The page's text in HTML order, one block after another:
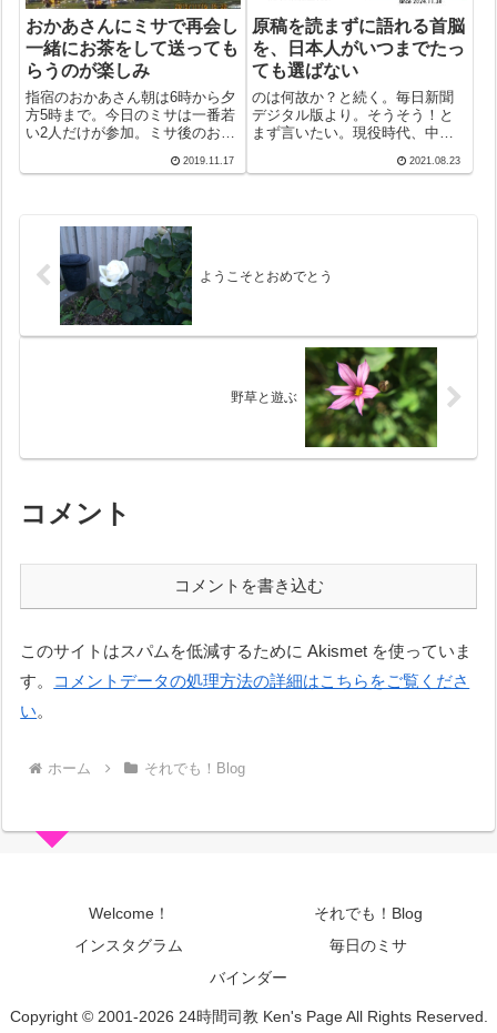
おかあさんにミサで再会し
一緒にお茶をして送っても
らうのが楽しみ
指宿のおかあさん朝は6時から夕
方5時まで。今日のミサは一番若
い2人だけが参加。ミサ後のお茶
み。疲れた」とのこと。何時か
一同、「そ...
2019.11.17
原稿を読まずに語れる首脳
を、日本人がいつまでたっ
ても選ばない
のは何故か？と続く。毎日新聞
デジタル版より。そうそう！と
まず言いたい。現役時代、中学
かかった。当然祝詞を述べるの
2021.08.23
ようこそとおめでとう
野草と遊ぶ
コメント
コメントを書き込む
このサイトはスパムを低減するために Akismet を使っていま
す。
コメントデータの処理方法の詳細はこちらをご覧くださ
い。
ホーム それでも！Blog
Welcome！
それでも！Blog
インスタグラム
毎日のミサ
バインダー
Copyright © 2001-2026 24時間司教 Ken's Page All Rights Reserved.